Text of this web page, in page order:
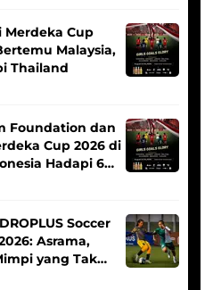
Merdeka Cup
Malaysia,
Thailand
Foundation dan
Cup 2026 di
Hadapi 6
Soccer
Asrama,
yang Tak